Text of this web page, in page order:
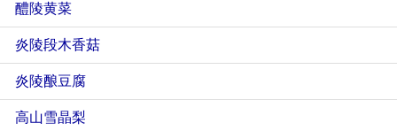
醴陵黄菜
炎陵段木香菇
炎陵酿豆腐
高山雪晶梨